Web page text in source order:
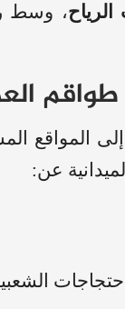
الرياح، وسط
المواقع
عن: